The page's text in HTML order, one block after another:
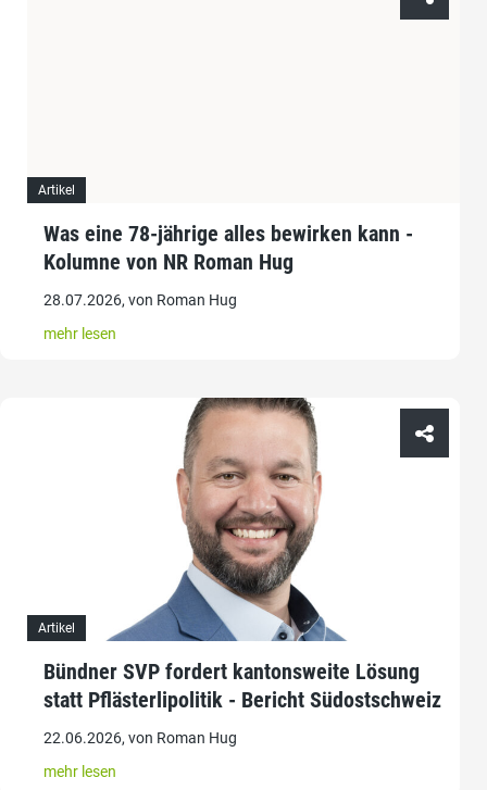
Artikel
Was eine 78-jährige alles bewirken kann -
Kolumne von NR Roman Hug
28.07.2026, von Roman Hug
mehr lesen
Artikel
Bündner SVP fordert kantonsweite Lösung
statt Pflästerlipolitik - Bericht Südostschweiz
22.06.2026, von Roman Hug
mehr lesen